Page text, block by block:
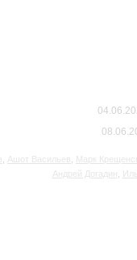
Ашот Васильев Марк
Андрей Догадин